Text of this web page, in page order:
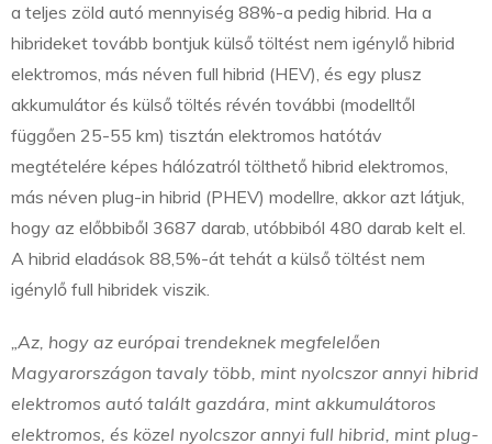
a teljes zöld autó mennyiség 88%-a pedig hibrid. Ha a
hibrideket tovább bontjuk külső töltést nem igénylő hibrid
elektromos, más néven full hibrid (HEV), és egy plusz
akkumulátor és külső töltés révén további (modelltől
függően 25-55 km) tisztán elektromos hatótáv
megtételére képes hálózatról tölthető hibrid elektromos,
más néven plug-in hibrid (PHEV) modellre, akkor azt látjuk,
hogy az előbbiből 3687 darab, utóbbiból 480 darab kelt el.
A hibrid eladások 88,5%-át tehát a külső töltést nem
igénylő full hibridek viszik.
„Az, hogy az európai trendeknek megfelelően
Magyarországon tavaly több, mint nyolcszor annyi hibrid
elektromos autó talált gazdára, mint akkumulátoros
elektromos, és közel nyolcszor annyi full hibrid, mint plug-